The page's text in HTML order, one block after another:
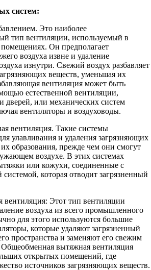
систем:
Это наиболее
тип вентиляции, используемый в
Он предполагает
воздуха извне и удаление
изнутри. Свежий воздух разбавляет
веществ, уменьшая их
вентиляция может быть
естественной вентиляции,
дверей, или механических систем
вентиляторы и воздуховоды.
вентиляция. Такие системы
улавливания и удаления загрязняющих
образования, прежде чем они смогут
воздухе. В этих системах
или кожухи, соединенные с
которая отводит загрязненный
Этот тип вентиляции
воздуха из всего промышленного
для этого используются большие
которые удаляют загрязненный
пространства и заменяют его свежим
Общеобменная вытяжная вентиляция
открытых помещений, где
источников загрязняющих веществ.